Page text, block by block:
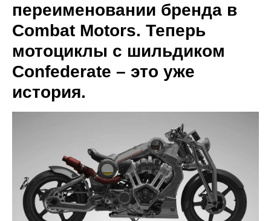
переименовании бренда в
Combat Motors. Теперь
мотоциклы с шильдиком
Confederate – это уже
история.